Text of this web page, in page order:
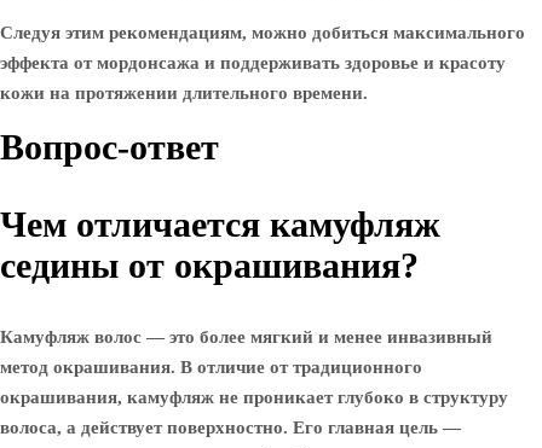
Следуя этим рекомендациям, можно добиться максимального
эффекта от мордонсажа и поддерживать здоровье и красоту
кожи на протяжении длительного времени.
Вопрос-ответ
Чем отличается камуфляж
седины от окрашивания?
Камуфляж волос — это более мягкий и менее инвазивный
метод окрашивания. В отличие от традиционного
окрашивания, камуфляж не проникает глубоко в структуру
волоса, а действует поверхностно. Его главная цель —